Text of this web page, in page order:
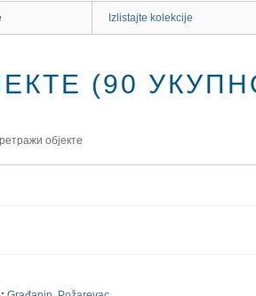
Izlistajte kolekcije
(90
објекте